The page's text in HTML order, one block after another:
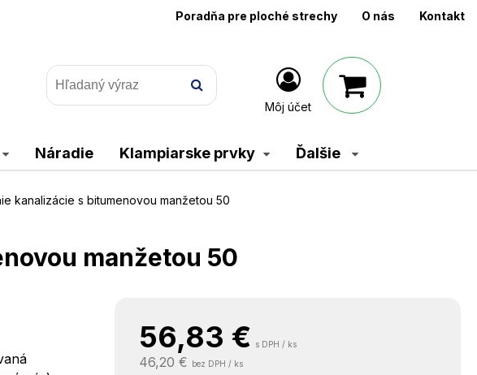
Poradňa pre ploché strechy O nás Kontakt
Môj účet
Náradie Klampiarske prvky Ďalšie
kanalizácie s bitumenovou manžetou 50
manžetou 50
56,83 € s DPH / ks
46,20 € bez DPH / ks